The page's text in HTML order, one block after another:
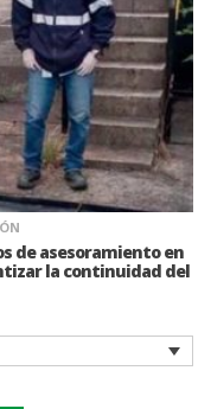
de asesoramiento en
la continuidad del